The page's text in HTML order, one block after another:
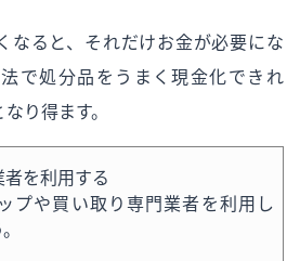
なると、それだけお金が必要にな
で処分品をうまく現金化できれ
り得ます。
を利用する
プや買い取り専門業者を利用し